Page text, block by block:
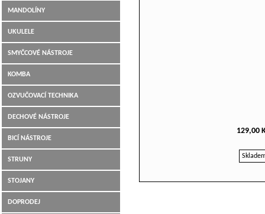
129,00
MANDOLÍNY
UKULELE
SMYČCOVÉ NÁSTROJE
KOMBA
OZVUČOVACÍ TECHNIKA
DECHOVÉ NÁSTROJE
BICÍ NÁSTROJE
STRUNY
STOJANY
DOPRODEJ